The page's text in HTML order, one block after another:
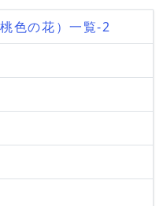
色の花）一覧-2